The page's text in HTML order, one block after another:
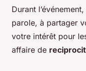
Durant
parole, à partager
votre intérêt pour
affaire de